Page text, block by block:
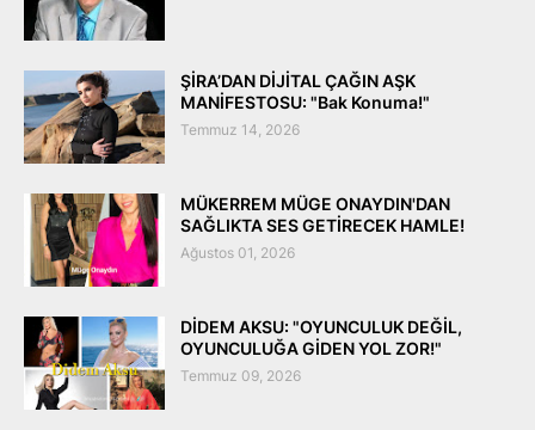
ŞİRA’DAN DİJİTAL ÇAĞIN AŞK
MANİFESTOSU: "Bak Konuma!"
Temmuz 14, 2026
MÜKERREM MÜGE ONAYDIN'DAN
SAĞLIKTA SES GETİRECEK HAMLE!
Ağustos 01, 2026
DİDEM AKSU: "OYUNCULUK DEĞİL,
OYUNCULUĞA GİDEN YOL ZOR!"
Temmuz 09, 2026